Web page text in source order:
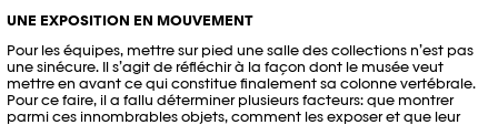
UNE EXPOSITION EN MOUVEMENT
Pour les équipes, mettre sur pied une salle des collections n’est pas
une sinécure. Il s’agit de réfléchir à la façon dont le musée veut
mettre en avant ce qui constitue finalement sa colonne vertébrale.
Pour ce faire, il a fallu déterminer plusieurs facteurs: que montrer
parmi ces innombrables objets, comment les exposer et que leur